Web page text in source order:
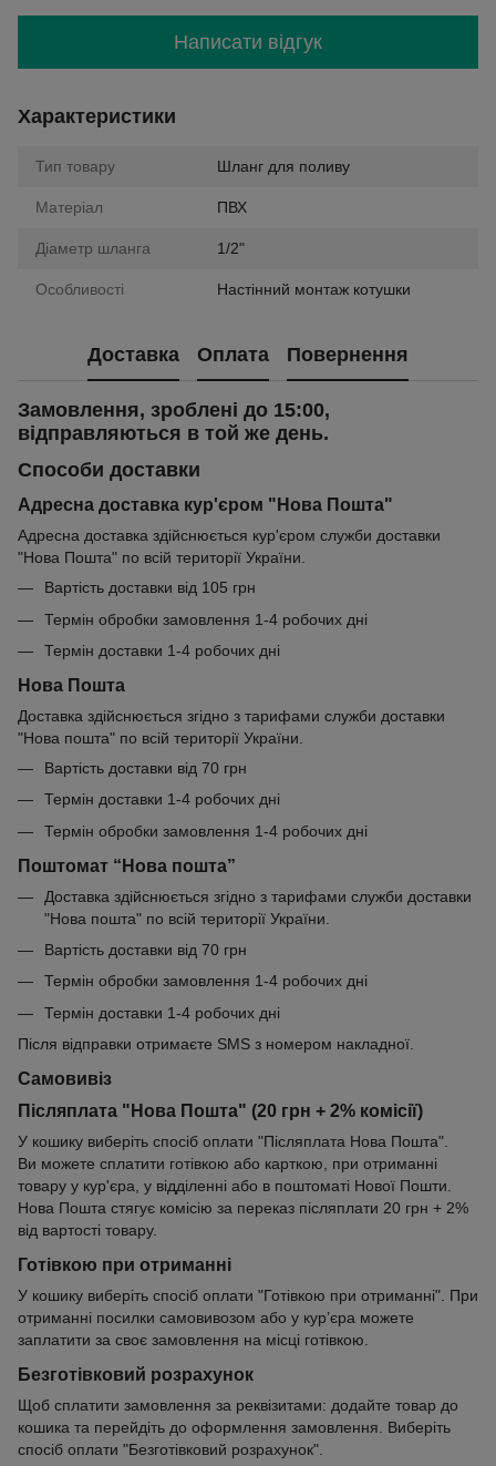
Написати відгук
Характеристики
Тип товару Шланг для поливу
Матеріал ПВХ
Діаметр шланга 1/2"
Особливості Настінний монтаж котушки
Доставка Оплата Повернення
Замовлення, зроблені до 15:00,
відправляються в той же день.
Способи доставки
Адресна доставка кур'єром "Нова Пошта"
Адресна доставка здійснюється кур'єром служби доставки
"Нова Пошта" по всій території України.
Вартість доставки від 105 грн
Термін обробки замовлення 1-4 робочих дні
Термін доставки 1-4 робочих дні
Нова Пошта
Доставка здійснюється згідно з тарифами служби доставки
"Нова пошта" по всій території України.
Вартість доставки від 70 грн
Термін доставки 1-4 робочих дні
Термін обробки замовлення 1-4 робочих дні
Поштомат “Нова пошта”
Доставка здійснюється згідно з тарифами служби доставки
"Нова пошта" по всій території України.
Вартість доставки від 70 грн
Термін обробки замовлення 1-4 робочих дні
Термін доставки 1-4 робочих дні
Після відправки отримаєте SMS з номером накладної.
Самовивіз
Післяплата "Нова Пошта" (20 грн + 2% комісії)
У кошику виберіть спосіб оплати "Післяплата Нова Пошта".
Ви можете сплатити готівкою або карткою, при отриманні
товару у кур'єра, у відділенні або в поштоматі Нової Пошти.
Нова Пошта стягує комісію за переказ післяплати 20 грн + 2%
від вартості товару.
Готівкою при отриманні
У кошику виберіть спосіб оплати "Готівкою при отриманні". При
отриманні посилки самовивозом або у кур’єра можете
заплатити за своє замовлення на місці готівкою.
Безготівковий розрахунок
Щоб сплатити замовлення за реквізитами: додайте товар до
кошика та перейдіть до оформлення замовлення. Виберіть
спосіб оплати "Безготівковий розрахунок".